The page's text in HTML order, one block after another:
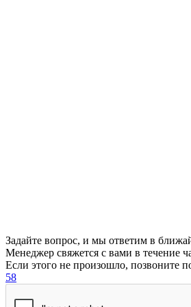
Задайте вопрос, и мы ответим в
Менеджер свяжется с вами в течение
Если этого не произошло, позвоните
58